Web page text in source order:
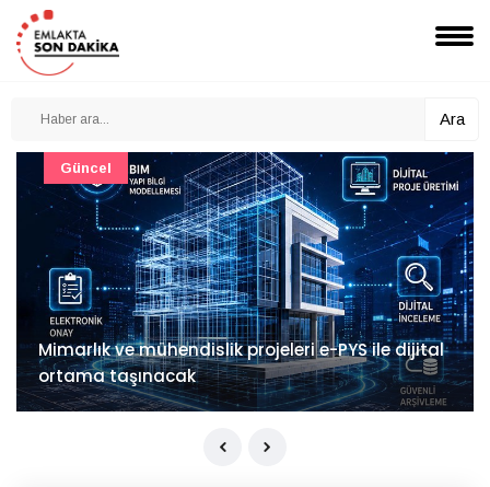
Ara
Mimarlık ve mühendislik projeleri e-PYS ile dijital
ortama taşınacak
Güncel